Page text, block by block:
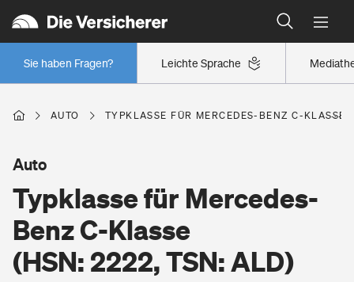
Leichte Sprache
Sie haben Fragen?
Wer versichert was: Jetzt Versicherer finden
Regionalklassen: So ist Ihre Region eingestuft
Wer versichert was: Jetzt Versicherer finden
Berufsunfähigkeitsversicherung
Wohnen
Wohngebäudeversicherung
AUTO TYPKLASSE FÜR MERCEDES-BENZ C-
Typklasse für Mercedes-
Benz C-Klasse
(HSN: 2222, TSN: ALD)
Auto